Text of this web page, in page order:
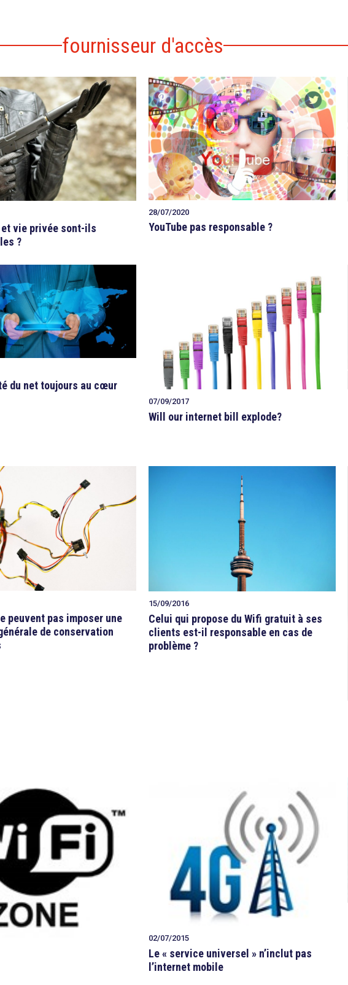
fournisseur d'accès
vie privée sont-ils
?
28/07/2020
YouTube pas responsable ?
du net toujours au cœur
07/09/2017
Will our internet bill explode?
peuvent pas imposer une
de conservation
15/09/2016
Celui qui propose du Wifi gratuit à ses
clients est-il responsable en cas de
problème ?
02/07/2015
Le « service universel » n’inclut pas
l’internet mobile